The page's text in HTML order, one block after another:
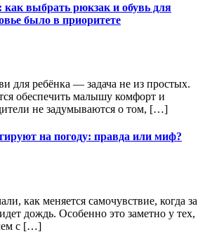
выбрать рюкзак и обувь для
было в приоритете
для ребёнка — задача не из простых.
обеспечить малышу комфорт и
не задумываются о том, […]
на погоду: правда или миф?
как меняется самочувствие, когда за
дождь. Особенно это заметно у тех,
с […]